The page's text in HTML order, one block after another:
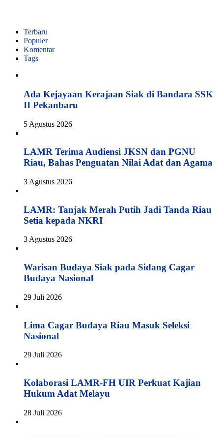
Terbaru
Populer
Komentar
Tags
Ada Kejayaan Kerajaan Siak di Bandara SSK
II Pekanbaru
5 Agustus 2026
LAMR Terima Audiensi JKSN dan PGNU
Riau, Bahas Penguatan Nilai Adat dan Agama
3 Agustus 2026
LAMR: Tanjak Merah Putih Jadi Tanda Riau
Setia kepada NKRI
3 Agustus 2026
Warisan Budaya Siak pada Sidang Cagar
Budaya Nasional
29 Juli 2026
Lima Cagar Budaya Riau Masuk Seleksi
Nasional
29 Juli 2026
Kolaborasi LAMR-FH UIR Perkuat Kajian
Hukum Adat Melayu
28 Juli 2026